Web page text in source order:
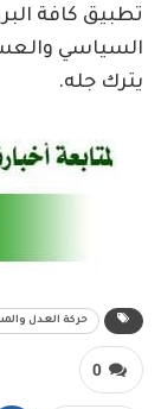
تطبيق كافة
السياسي
يترك جله.
حركة العدل
0